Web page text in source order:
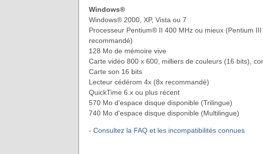
Windows®
Windows® 2000, XP, Vista ou 7
Processeur Pentium® II 400 MHz ou mieux (Pentium
recommandé)
128 Mo de mémoire vive
Carte vidéo 800 x 600, milliers de couleurs (16 bits),
Carte son 16 bits
Lecteur cédérom 4x (8x recommandé)
QuickTime 6.x ou plus récent
570 Mo d'espace disque disponible (Trilingue)
740 Mo d'espace disque disponible (Multilingue)
- Consultez la FAQ et les incompatibilités connues